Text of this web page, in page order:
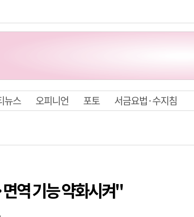
뉴스 오피니언 포토 서금요법·수지침
역 기능 약화시켜"